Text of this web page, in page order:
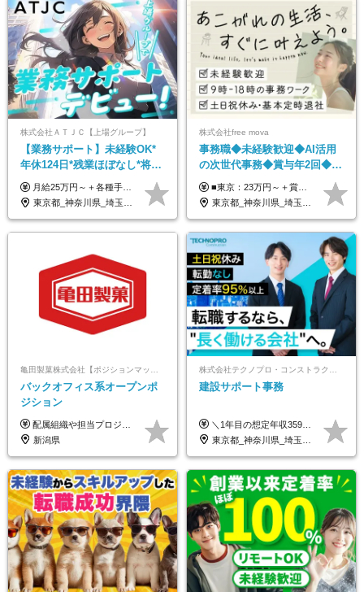
株式会社ＡＴＪＣ【上場グループ】
【業務サポート】未経験OK*
年休124日*残業ほぼなし*将来
活かせる専門スキル
月給25万円～＋各種手当（家族、資格、住宅など） ★ご経験をお持ちの方は前職給与保証！ ※試用期間は6ヶ月 ※上記には固定残業代（33,784円～／20時間分）を含みます。超過分は追加支給致します。 ※経験・スキル・能力を考慮して決定します。ご経験者の方の経験フェーズは不問です。 ＜各種手当＞ 住宅手当／家族手当／資格手当／特別手当など
東京都_神奈川県_埼玉県_千葉県
株式会社free mova
事務職◆未経験歓迎◆AI活用
の次世代事務◆賞与年2回◆ネ
イルOK◆残業なし/4JIM
■東京：23万円～＋賞与年2回 ■その他：22万円～＋賞与年2回 ※給与はスキル・経験・能力を考慮して決定します。 ※残業代は別途支給いたします。 ※実績により随時基本給アップが可能。 入社1年で8～9万円上がった実績もあります！ ＜各種手当＞ ■皆勤手当（インセンティブ） ■交通費全額支給 ■資格祝い金（1万円～4万円） └MOS、日商簿記、TOEIC、秘書検定、ITパスポートなど
東京都_神奈川県_埼玉県_千葉県_大阪府_愛知県_北海道_青森県_岩手県_宮城県_秋田県_山形県_福島県_茨城県_栃木県_群馬県_新潟県_山梨県_長野県_富山県_石川県_福井県_静岡県_岐阜県_三重県_兵庫県_京都府_滋賀県_奈良県_和歌山県_広島県_岡山県_鳥取県_島根県_山口県_徳島県_香川県_愛媛県_高知県_福岡県_熊本県_佐賀県_長崎県_大分県_宮崎県_鹿児島県_沖縄県
バックオフィス系オープンポ
ジション
配属組織や担当プロジェクトにより異なります。 想定年収：450万円～1100万円 ※ご経験やスキルに応じて決定します。 ※上記想定年収はあくまでも目安の金額であり、 選考を通じて上下する可能性があります。
新潟県
建設サポート事務
＼1年目の想定年収359万円～407万円／ 下記(1)～(3)のいずれかを、ご希望や適性を考慮したうえで決定します。 (1)月給23万1,000円＋賞与年2回（計2ヶ月分） (2)月給26万5,000円＋賞与なし （一律支給の業績手当6万6,200円を含む） (3)月給29万5,675円＋賞与なし （一律支給の業績手当6万6,200円＋固定残業手当15時間分／3万675円を含む※超過分は別途支給） ▼(3)の場合の入社時研修中の給与 月給26万5,000円＋賞与なし （一律支給の業績手当6万6,200円を含む） ※試用期間は2ヶ月間です。 期間中の給与・待遇に変更はありません。
東京都_神奈川県_埼玉県_千葉県_大阪府_愛知県_北海道_青森県_岩手県_宮城県_秋田県_山形県_福島県_茨城県_栃木県_群馬県_新潟県_山梨県_長野県_富山県_石川県_福井県_静岡県_岐阜県_三重県_兵庫県_京都府_滋賀県_奈良県_和歌山県_広島県_岡山県_鳥取県_島根県_山口県_徳島県_香川県_愛媛県_高知県_福岡県_熊本県_佐賀県_長崎県_大分県_宮崎県_鹿児島県_沖縄県